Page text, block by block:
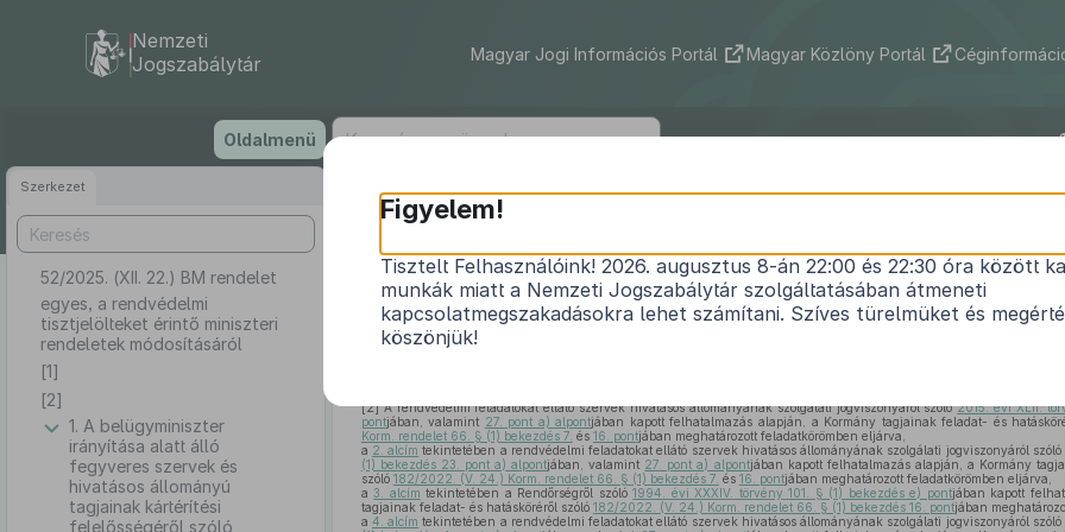
tartalomra
Nemzeti
Jogszabálytár
Magyar Jogi Információs Portál Magyar Közlöny Portál
Oldalmenü
Szerkezet
52/2025. (XII. 22.) BM rendelet
egyes, a rendvédelmi
tisztjelölteket érintő miniszteri
rendeletek módosításáról
[1]
[2]
1. A belügyminiszter
irányítása alatt álló
fegyveres szervek és
hivatásos állományú
tagjainak kártérítési
felelősségéről szóló
52/2025. (XII. 22.) BM rendelet
egyes, a rendvédelmi tisztjelölteket érintő miniszteri rendeletek
Hatályos: 2025. 12. 24. – 2025. 12. 24.
[2]A rendvédelmi feladatokat ellátó szervek hivatásos állományának szolgálati jogviszonyáról szóló2015. évi XLII.
pontjában, valamint 27. pont a) alpontjában kapott felhatalmazás alapján, a Kormány tagjainak feladat- és
Korm. rendelet 66. § (1) bekezdés 7. és 16. pontjában meghatározott feladatkörömben eljárva,
a 2. alcím tekintetében a rendvédelmi feladatokat ellátó szervek hivatásos állományának szolgálati jogviszonyáról szóló
(1) bekezdés 23. pont a) alpontjában, valamint 27. pont a) alpontjában kapott felhatalmazás alapján, a Kormány
szóló 182/2022. (V. 24.) Korm. rendelet 66. § (1) bekezdés 7. és 16. pontjában meghatározott feladatkörömben eljárva,
a3. alcím tekintetében a Rendőrségről szóló1994. évi XXXIV. törvény 101. § (1) bekezdés e) pontjában kapott
tagjainak feladat- és hatásköréről szóló 182/2022. (V. 24.) Korm. rendelet 66. § (1) bekezdés 16. pontjában
a4. alcím tekintetében a rendvédelmi feladatokat ellátó szervek hivatásos állományának szolgálati jogviszonyáról szóló
Figyelem!
Tisztelt Felhasználóink! 2026. augusztus 8-án 22:00 és 22:30 óra között
munkák miatt a Nemzeti Jogszabálytár szolgáltatásában átmeneti
kapcsolatmegszakadásokra lehet számítani. Szíves türelmüket és
köszönjük!